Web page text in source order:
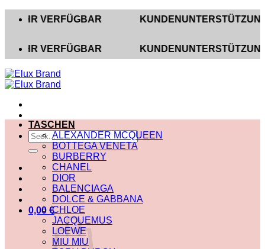
Inhalt
VERFÜGBAR KUNDENUNTERSTÜTZUNG AUF
VERFÜGBAR KUNDENUNTERSTÜTZUNG AUF
Suche
nach:
0,00 €
TASCHEN
ALEXANDER MCQUEEN
BOTTEGA VENETA
BURBERRY
CHANEL
DIOR
BALENCIAGA
DOLCE & GABBANA
CHLOE
JACQUEMUS
LOEWE
MIU MIU